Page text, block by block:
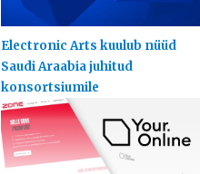
Electronic Arts kuulub nüüd
Saudi Araabia juhitud
konsortsiumile